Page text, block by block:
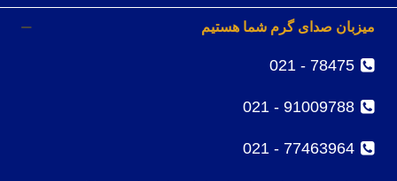
میزبان صدای گرم شما هستیم
78475 - 021
91009788 - 021
77463964 - 021